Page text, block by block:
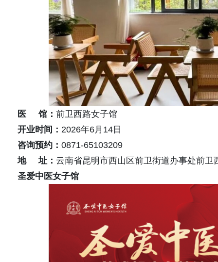
医 馆： 前卫西路女子馆
开业时间： 2026年6月14日
咨询预约： 0871-65103209
地 址： 云南省昆明市西山区前卫街道办事处前
圣爱中医女子馆